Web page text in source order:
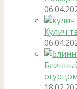
Кулич